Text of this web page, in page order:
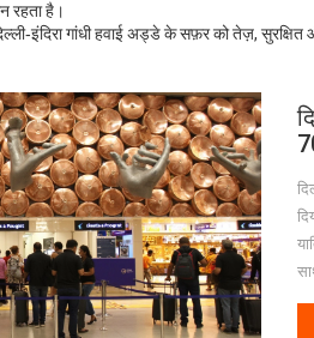
रहता है।
गांधी हवाई अड्डे के सफ़र को तेज़,